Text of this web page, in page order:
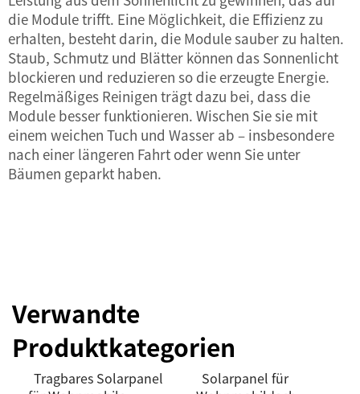
die Module trifft. Eine Möglichkeit, die Effizienz zu
erhalten, besteht darin, die Module sauber zu halten.
Staub, Schmutz und Blätter können das Sonnenlicht
blockieren und reduzieren so die erzeugte Energie.
Regelmäßiges Reinigen trägt dazu bei, dass die
Module besser funktionieren. Wischen Sie sie mit
einem weichen Tuch und Wasser ab – insbesondere
nach einer längeren Fahrt oder wenn Sie unter
Bäumen geparkt haben.
Verwandte
Produktkategorien
Tragbares Solarpanel
Solarpanel für